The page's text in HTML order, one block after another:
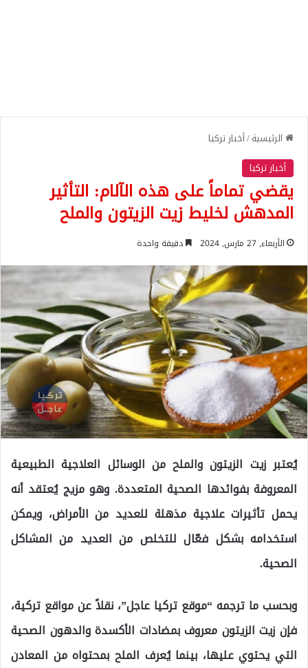
الرئيسية/أخبار تركيا
أخبار تركيا
يقضي تماماً على هذه الآلام: التأثير
المدهش لخليط زيت الزيتون والملح
الأربعاء, 27 مارس, 2024 دقيقة واحدة
يُعتبر زيت الزيتون والملح من الوسائل العلاجية الطبيعية
المعروفة بفوائدها الصحية المتعددة. وهو مزيج يُعتقد أنه
يحمل تأثيرات علاجية مذهلة للعديد من الأمراض، ويمكن
استخدامه بشكل فعّال للتخلص من العديد من المشاكل
الصحية.
وبحسب ما ترجمه “موقع تركيا عاجل”، نقلاً عن مواقع تركية،
فإن زيت الزيتون معروف بمضادات الأكسدة والدهون الصحية
التي يحتوي عليها، بينما يُعرف الملح بمحتواه من المعادن